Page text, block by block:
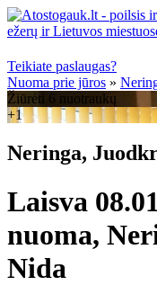
Teikiate paslaugas?
Nuoma prie jūros »
Žiūrėti 6 nuotraukų
+1
Neringa,
Laisva
nuoma,
Nida